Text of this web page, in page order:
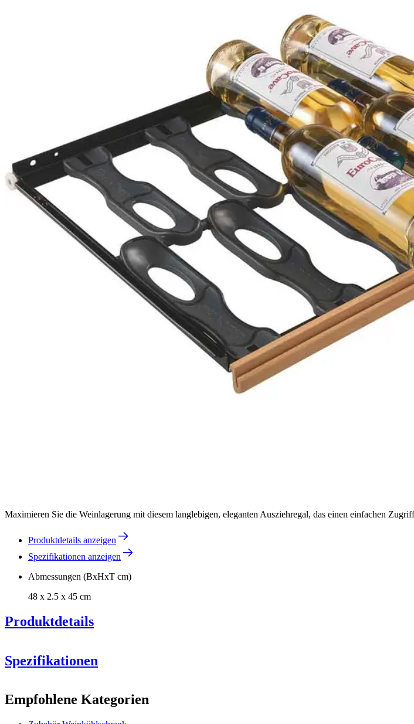
Maximieren Sie die Weinlagerung mit diesem langlebigen, eleganten Ausziehregal, das einen einfachen
Produktdetails anzeigen
Spezifikationen anzeigen
Abmessungen (BxHxT cm)
48 x 2.5 x 45 cm
Produktdetails
Spezifikationen
ProduktnummerACMSC
Empfohlene Kategorien